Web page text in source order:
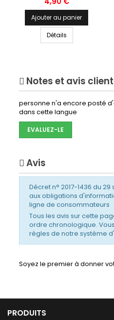
Ajouter au panier
Détails
Notes et avis
personne n'a encore posté
dans cette langue
EVALUEZ-LE
Avis
Décret n° 2017-1436 du
aux obligations
ligne de consommateurs
Tous les avis sur cette
ordre chronologique.
règles de notre système
Soyez le premier à donner
PRODUITS